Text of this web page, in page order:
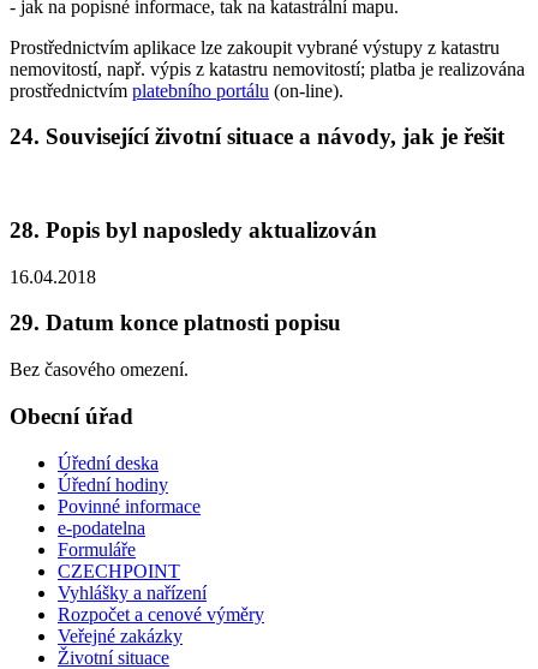
- jak na popisné informace, tak na katastrální mapu.
Prostřednictvím aplikace lze zakoupit vybrané výstupy z katastru
nemovitostí, např. výpis z katastru nemovitostí; platba je realizována
prostřednictvím platebního portálu (on-line).
24. Související životní situace a návody, jak je řešit
28. Popis byl naposledy aktualizován
16.04.2018
29. Datum konce platnosti popisu
Bez časového omezení.
Obecní úřad
Úřední deska
Úřední hodiny
Povinné informace
e-podatelna
Formuláře
CZECHPOINT
Vyhlášky a nařízení
Rozpočet a cenové výměry
Veřejné zakázky
Životní situace